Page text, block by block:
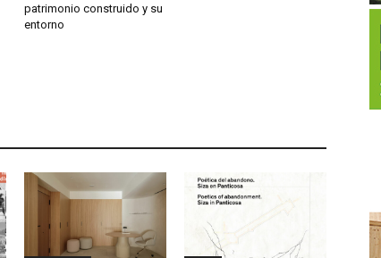
patrimonio construido y su
entorno